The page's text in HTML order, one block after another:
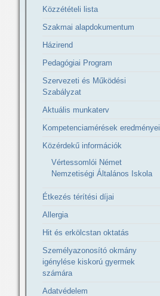
Közzétételi lista
Szakmai alapdokumentum
Házirend
Pedagógiai Program
Szervezeti és Működési
Szabályzat
Aktuális munkaterv
Kompetenciamérések eredményei
Közérdekű információk
Vértessomlói Német
Nemzetiségi Általános Iskola
Étkezés térítési díjai
Allergia
Hit és erkölcstan oktatás
Személyazonosító okmány
igénylése kiskorú gyermek
számára
Adatvédelem